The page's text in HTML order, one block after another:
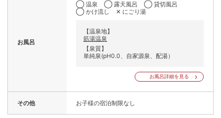
お風呂
◯ 温泉 ◯ 露天風呂
◯ 貸切風呂
◯ かけ流し
✕ にごり湯
【温泉地】
筋湯温泉
【泉質】
単純泉(pH0.0、自家源泉、配湯）
お風呂詳細を見る
その他 お子様の宿泊制限なし